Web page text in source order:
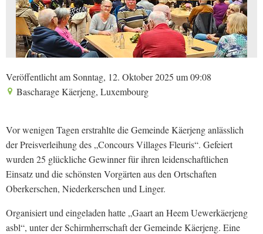
Veröffentlicht am Sonntag, 12. Oktober 2025 um 09:08
Bascharage Käerjeng, Luxembourg
Vor wenigen Tagen erstrahlte die Gemeinde Käerjeng anlässlich
der Preisverleihung des „Concours Villages Fleuris“. Gefeiert
wurden 25 glückliche Gewinner für ihren leidenschaftlichen
Einsatz und die schönsten Vorgärten aus den Ortschaften
Oberkerschen, Niederkerschen und Linger.
Organisiert und eingeladen hatte „Gaart an Heem Uewerkäerjeng
asbl“, unter der Schirmherrschaft der Gemeinde Käerjeng. Eine